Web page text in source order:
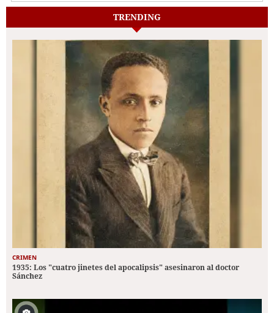
TRENDING
CRIMEN
1935: Los "cuatro jinetes del apocalipsis" asesinaron al doctor
Sánchez